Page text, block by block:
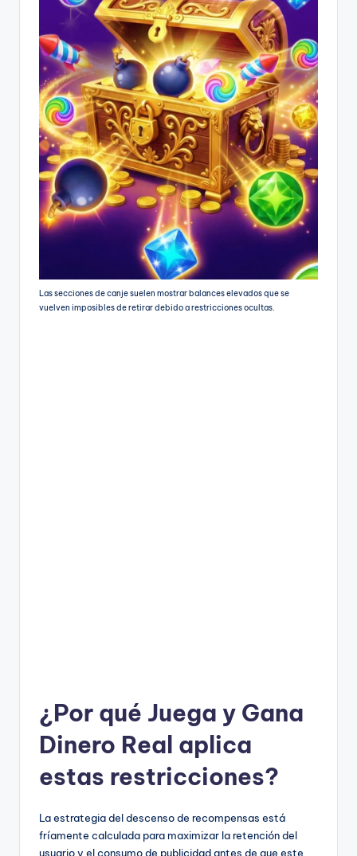
Las secciones de canje suelen mostrar balances elevados que se
vuelven imposibles de retirar debido a restricciones ocultas.
¿Por qué Juega y Gana
Dinero Real aplica
estas restricciones?
La estrategia del descenso de recompensas está
fríamente calculada para maximizar la retención del
usuario y el consumo de publicidad antes de que este